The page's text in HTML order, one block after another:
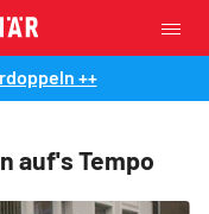
++
auf's Tempo